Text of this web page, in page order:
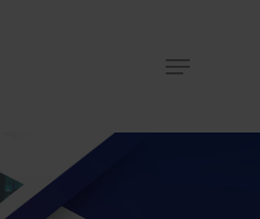
ESC to close